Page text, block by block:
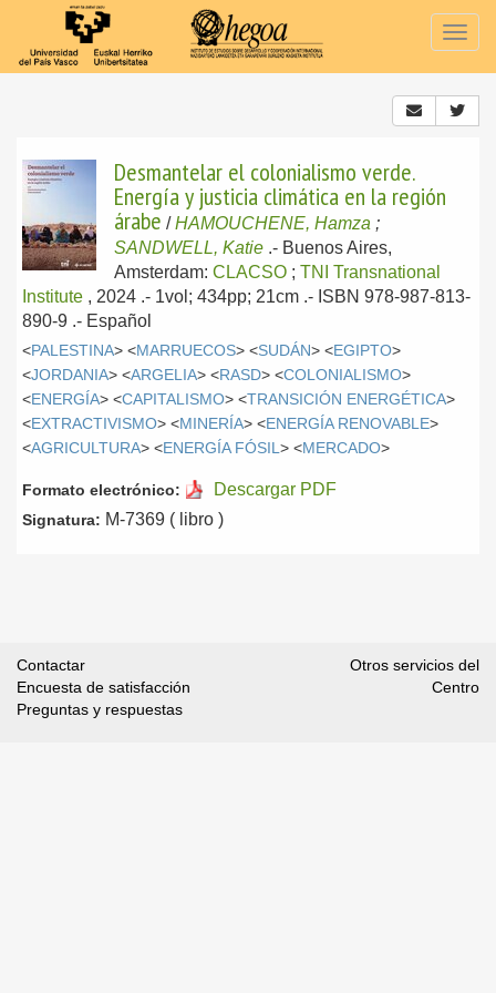
Desmantelar el colonialismo verde.
Energía y justicia climática en la región
árabe /HAMOUCHENE, Hamza ;
SANDWELL, Katie .- Buenos Aires,
Amsterdam: CLACSO ; TNI Transnational
Institute , 2024 .- 1vol; 434pp; 21cm .- ISBN 978-987-813-
890-9 .- Español
<PALESTINA> <MARRUECOS> <SUDÁN> <EGIPTO>
<JORDANIA> <ARGELIA> <RASD> <COLONIALISMO>
<ENERGÍA> <CAPITALISMO> <TRANSICIÓN ENERGÉTICA>
<EXTRACTIVISMO> <MINERÍA> <ENERGÍA RENOVABLE>
<AGRICULTURA> <ENERGÍA FÓSIL > <MERCADO>
Formato electrónico: Descargar PDF
Signatura: M-7369 ( libro )
Contactar
Encuesta de satisfacción
Preguntas y respuestas
Otros servicios del
Centro